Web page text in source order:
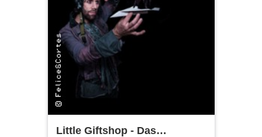
Little Giftshop - Das